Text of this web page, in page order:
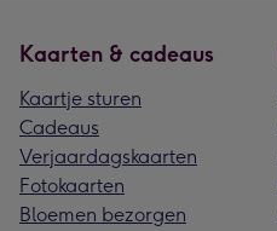
Kaarten & cadeaus
Kaartje sturen
Cadeaus
Verjaardagskaarten
Fotokaarten
Bloemen bezorgen